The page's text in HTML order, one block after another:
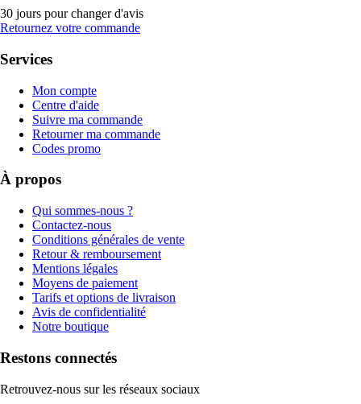
30 jours pour changer d'avis
Retournez votre commande
Services
Mon compte
Centre d'aide
Suivre ma commande
Retourner ma commande
Codes promo
À propos
Qui sommes-nous ?
Contactez-nous
Conditions générales de vente
Retour & remboursement
Mentions légales
Moyens de paiement
Tarifs et options de livraison
Avis de confidentialité
Notre boutique
Restons connectés
Retrouvez-nous sur les réseaux sociaux